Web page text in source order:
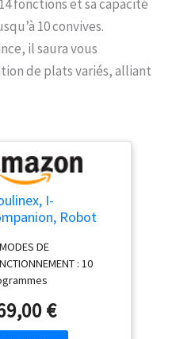
fonctions et sa capacité
10 convives.
il saura vous
de plats variés, alliant
I-
Robot
Capacité
10 personnes,
Fabriqué en
HF908120
DE
: 10
1 cuisson sans
maintien au
€